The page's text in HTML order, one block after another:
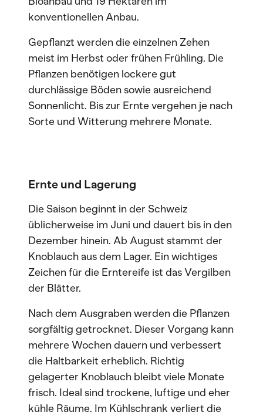
konventionellen Anbau.
Gepflanzt werden die einzelnen Zehen
meist im Herbst oder frühen Frühling. Die
Pflanzen benötigen lockere gut
durchlässige Böden sowie ausreichend
Sonnenlicht. Bis zur Ernte vergehen je nach
Sorte und Witterung mehrere Monate.
Ernte und Lagerung
Die Saison beginnt in der Schweiz
üblicherweise im Juni und dauert bis in den
Dezember hinein. Ab August stammt der
Knoblauch aus dem Lager. Ein wichtiges
Zeichen für die Erntereife ist das Vergilben
der Blätter.
Nach dem Ausgraben werden die Pflanzen
sorgfältig getrocknet. Dieser Vorgang kann
mehrere Wochen dauern und verbessert
die Haltbarkeit erheblich. Richtig
gelagerter Knoblauch bleibt viele Monate
frisch. Ideal sind trockene, luftige und eher
kühle Räume. Im Kühlschrank verliert die